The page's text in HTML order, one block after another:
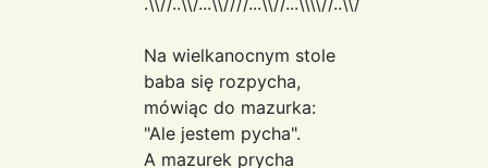
Na wielkanocnym stole
baba się rozpycha,
mówiąc do mazurka:
"Ale jestem pycha".
A mazurek prycha